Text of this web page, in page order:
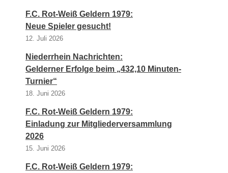
F.C. Rot-Weiß Geldern 1979:
Neue Spieler gesucht!
12. Juli 2026
Niederrhein Nachrichten:
Gelderner Erfolge beim „432,10 Minuten-
Turnier“
18. Juni 2026
F.C. Rot-Weiß Geldern 1979:
Einladung zur Mitgliederversammlung
2026
15. Juni 2026
F.C. Rot-Weiß Geldern 1979: